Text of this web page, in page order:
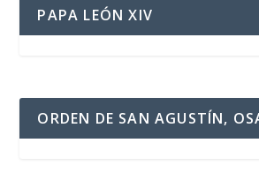
PAPA LEÓN XIV
ORDEN DE SAN AGUSTÍN,